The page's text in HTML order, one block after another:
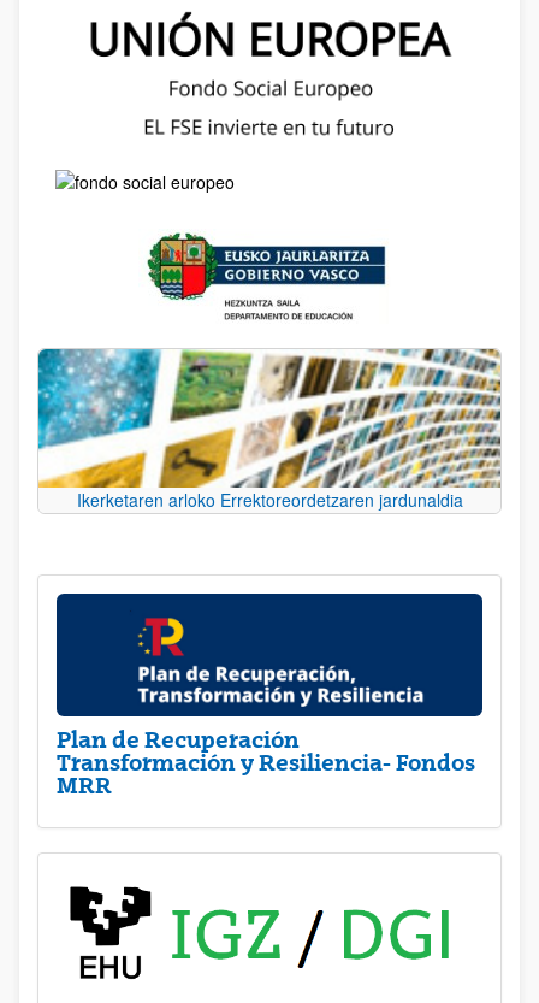
Ikerketaren arloko Errektoreordetzaren jardunaldia
Plan de Recuperación
Transformación y Resiliencia- Fondos
MRR